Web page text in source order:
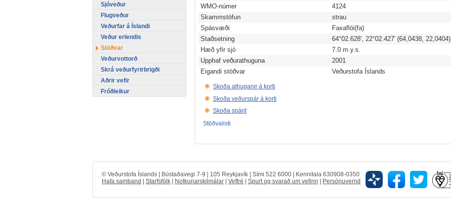
WMO-númer
4124
Skammstöfun
strau
Spásvæði
Faxaflói(fa)
Staðsetning
64°02.628', 22°02.427' (64,0438, 22,0404)
Hæð yfir sjó
7.0 m.y.s.
Upphaf veðurathuguna
2001
Eigandi stöðvar
Veðurstofa Íslands
Skoða athuganir á korti
Skoða veðurspár á korti
Skoða spárit
Stöðvalisti
Sjóveður
Flugveður
Veðurfar á Íslandi
Veður erlendis
Stöðvar
Veðurvottorð
Skrá veðurfyrirbrigði
Aðrir vefir
Fróðleikur
© Veðurstofa Íslands | Bústaðavegi 7-9 | 105 Reykjavík | Sími 522 6000 | Kennitala 630908-0350
Hafa samband
Starfsfólk Notkunarskilmálar Veftré Spurt og svarað um vefinn Persónuvernd